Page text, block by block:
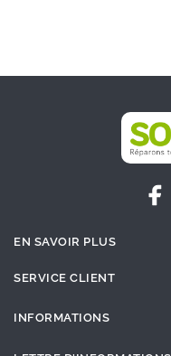
EN SAVOIR PLUS
SERVICE CLIENT
INFORMATIONS